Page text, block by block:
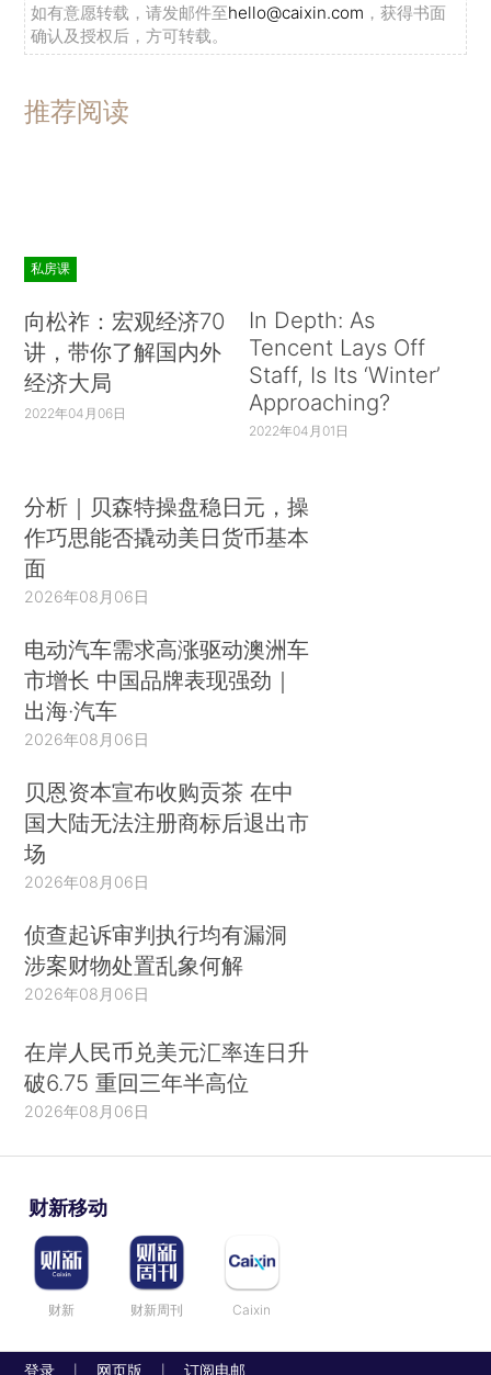
如有意愿转载，请发邮件至hello@caixin.com ，获得书面
确认及授权后，方可转载。
推荐阅读
私房课
向松祚：宏观经济70
讲，带你了解国内外
经济大局
2022年04月06日
In Depth: As
Tencent Lays Off
Staff, Is Its ‘Winter’
Approaching?
2022年04月01日
分析｜贝森特操盘稳日元，操
作巧思能否撬动美日货币基本
面
2026年08月06日
电动汽车需求高涨驱动澳洲车
市增长 中国品牌表现强劲｜
出海·汽车
2026年08月06日
贝恩资本宣布收购贡茶 在中
国大陆无法注册商标后退出市
场
2026年08月06日
侦查起诉审判执行均有漏洞
涉案财物处置乱象何解
2026年08月06日
在岸人民币兑美元汇率连日升
破6.75 重回三年半高位
2026年08月06日
财新移动
财新 财新周刊 Caixin
登录 网页版 订阅电邮